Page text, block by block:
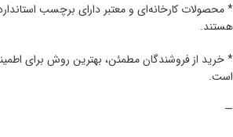
* محصولات کارخانه‌ای و معتبر دارای برچسب
هستند.
* خرید از فروشندگان مطمئن، بهترین روش برای
است.
—